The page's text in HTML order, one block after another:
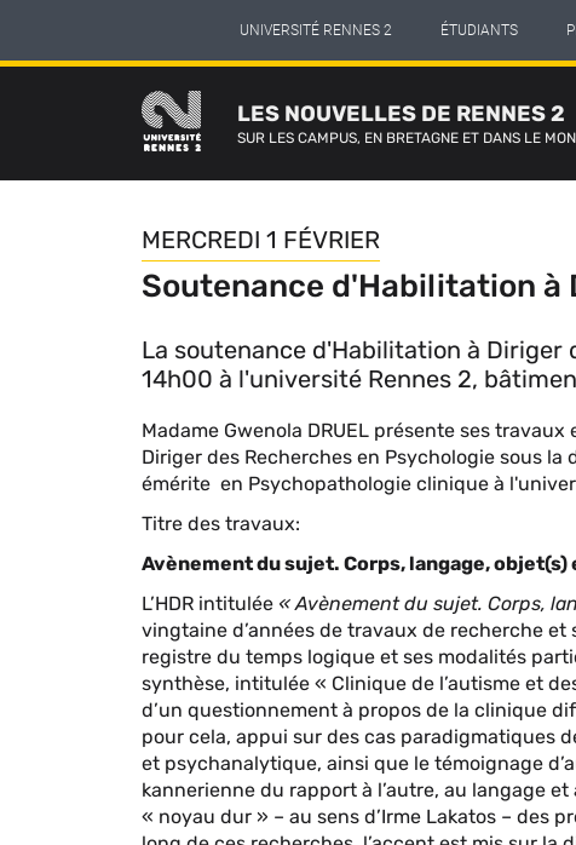
contenu
UNIVERSITÉ RENNES 2 ÉTUDIANTS
LES NOUVELLES DE RENNES 2
SUR LES CAMPUS, EN BRETAGNE ET DANS LE
MERCREDI 1 FÉVRIER
Soutenance d'Habilitation à
La soutenance d'Habilitation à Diriger
14h00 à l'université Rennes 2,
Contenu
sous
forme
paragraphes
Madame Gwenola DRUEL présente ses
Diriger des Recherches en Psychologie sous
émérite en Psychopathologie clinique à
Titre des travaux:
Avènement du sujet. Corps, langage,
L’HDR intitulée « Avènement du sujet. Corps,
vingtaine d’années de travaux de recherche
registre du temps logique et ses modalités
synthèse, intitulée « Clinique de l’autisme et
d’un questionnement à propos de la clinique
pour cela, appui sur des cas paradigmatiques
et psychanalytique, ainsi que le témoignage
kannerienne du rapport à l’autre, au langage
« noyau dur » – au sens d’Irme Lakatos – des